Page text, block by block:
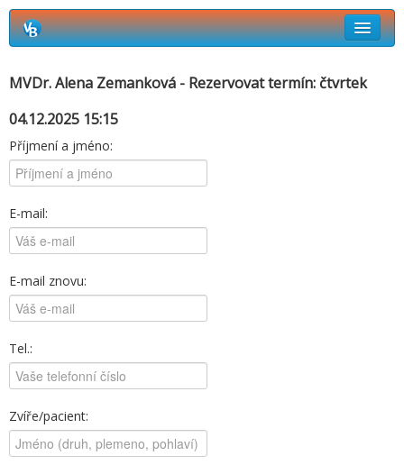
MVDr. Alena Zemanková - Rezervovat termín: čtvrtek
04.12.2025 15:15
Příjmení a jméno:
E-mail:
E-mail znovu:
Tel.:
Zvíře/pacient: